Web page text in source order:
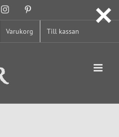
Instagram
Varukorg Till kassan